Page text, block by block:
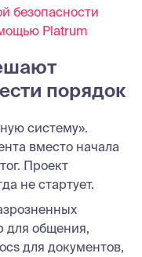
безопасности
Platrum
порядок
систему».
вместо начала
Проект
не стартует.
для общения,
для документов,